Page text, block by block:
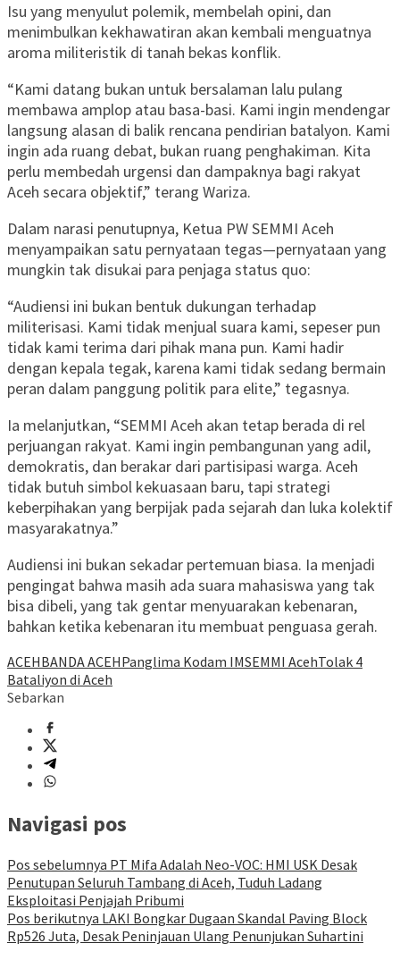
Isu yang menyulut polemik, membelah opini, dan
menimbulkan kekhawatiran akan kembali menguatnya
aroma militeristik di tanah bekas konflik.
“Kami datang bukan untuk bersalaman lalu pulang
membawa amplop atau basa-basi. Kami ingin mendengar
langsung alasan di balik rencana pendirian batalyon. Kami
ingin ada ruang debat, bukan ruang penghakiman. Kita
perlu membedah urgensi dan dampaknya bagi rakyat
Aceh secara objektif,” terang Wariza.
Dalam narasi penutupnya, Ketua PW SEMMI Aceh
menyampaikan satu pernyataan tegas—pernyataan yang
mungkin tak disukai para penjaga status quo:
“Audiensi ini bukan bentuk dukungan terhadap
militerisasi. Kami tidak menjual suara kami, sepeser pun
tidak kami terima dari pihak mana pun. Kami hadir
dengan kepala tegak, karena kami tidak sedang bermain
peran dalam panggung politik para elite,” tegasnya.
Ia melanjutkan, “SEMMI Aceh akan tetap berada di rel
perjuangan rakyat. Kami ingin pembangunan yang adil,
demokratis, dan berakar dari partisipasi warga. Aceh
tidak butuh simbol kekuasaan baru, tapi strategi
keberpihakan yang berpijak pada sejarah dan luka kolektif
masyarakatnya.”
Audiensi ini bukan sekadar pertemuan biasa. Ia menjadi
pengingat bahwa masih ada suara mahasiswa yang tak
bisa dibeli, yang tak gentar menyuarakan kebenaran,
bahkan ketika kebenaran itu membuat penguasa gerah.
ACEHBANDA ACEHPanglima Kodam IMSEMMI AcehTolak 4
Bataliyon di Aceh
Sebarkan
Navigasi pos
Pos sebelumnya PT Mifa Adalah Neo-VOC: HMI USK Desak
Penutupan Seluruh Tambang di Aceh, Tuduh Ladang
Eksploitasi Penjajah Pribumi
Pos berikutnya LAKI Bongkar Dugaan Skandal Paving Block
Rp526 Juta, Desak Peninjauan Ulang Penunjukan Suhartini